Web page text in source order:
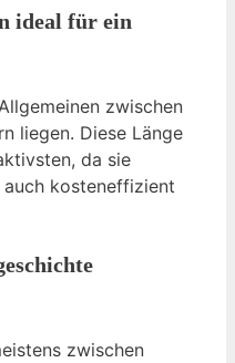
ideal für ein
zwischen
liegen. Diese Länge
da sie
kosteneffizient
zwischen